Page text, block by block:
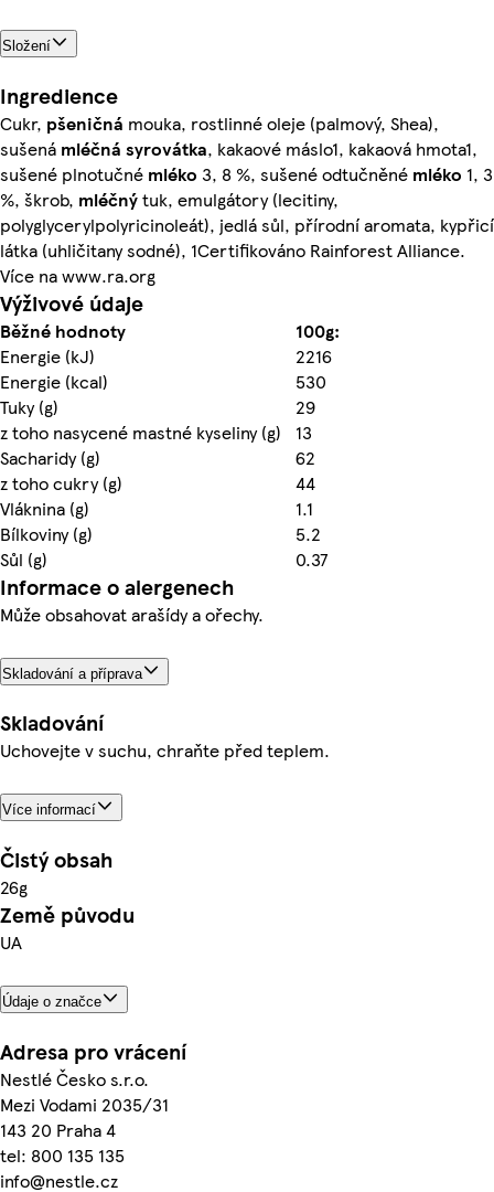
Složení
Ingredience
Cukr, pšeničná mouka, rostlinné oleje (palmový, Shea),
sušená mléčná syrovátka, kakaové máslo1, kakaová hmota1,
sušené plnotučné mléko 3, 8 %, sušené odtučněné mléko 1, 3
%, škrob, mléčnýtuk, emulgátory (lecitiny,
polyglycerylpolyricinoleát), jedlá sůl, přírodní aromata, kypřicí
látka (uhličitany sodné), 1Certifikováno Rainforest Alliance.
Více na www.ra.org
Výživové údaje
Běžné hodnoty
100g:
Energie (kJ)
2216
Energie (kcal)
530
Tuky (g)
29
z toho nasycené mastné kyseliny (g)
13
Sacharidy (g)
62
z toho cukry (g)
44
Vláknina (g)
1.1
Bílkoviny (g)
5.2
Sůl (g)
0.37
Informace o alergenech
Může obsahovat arašídy a ořechy.
Skladování a příprava
Skladování
Uchovejte v suchu, chraňte před teplem.
Více informací
Čistý obsah
26g
Země původu
UA
Údaje o značce
Adresa pro vrácení
Nestlé Česko s.r.o.
Mezi Vodami 2035/31
143 20 Praha 4
tel: 800 135 135
info@nestle.cz